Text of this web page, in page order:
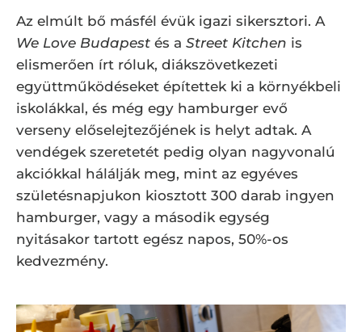
Az elmúlt bő másfél évük igazi sikersztori. A
We Love Budapest és a Street Kitchen is
elismerően írt róluk, diákszövetkezeti
együttműködéseket építettek ki a környékbeli
iskolákkal, és még egy hamburger evő
verseny előselejtezőjének is helyt adtak. A
vendégek szeretetét pedig olyan nagyvonalú
akciókkal hálálják meg, mint az egyéves
születésnapjukon kiosztott 300 darab ingyen
hamburger, vagy a második egység
nyitásakor tartott egész napos, 50%-os
kedvezmény.